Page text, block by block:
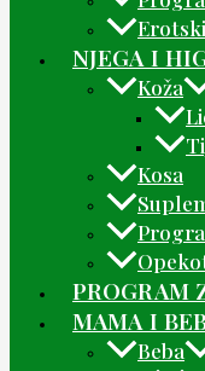
NJEGA I
Koža
Kosa
PROGRAM
MAMA I
Beba